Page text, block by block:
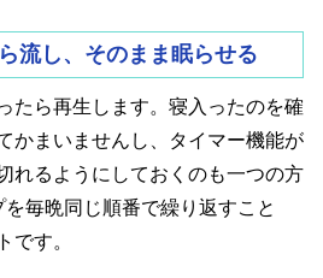
流し、そのまま眠らせる
たら再生します。寝入ったのを確
かまいませんし、タイマー機能が
れるようにしておくのも一つの方
毎晩同じ順番で繰り返すこと
です。